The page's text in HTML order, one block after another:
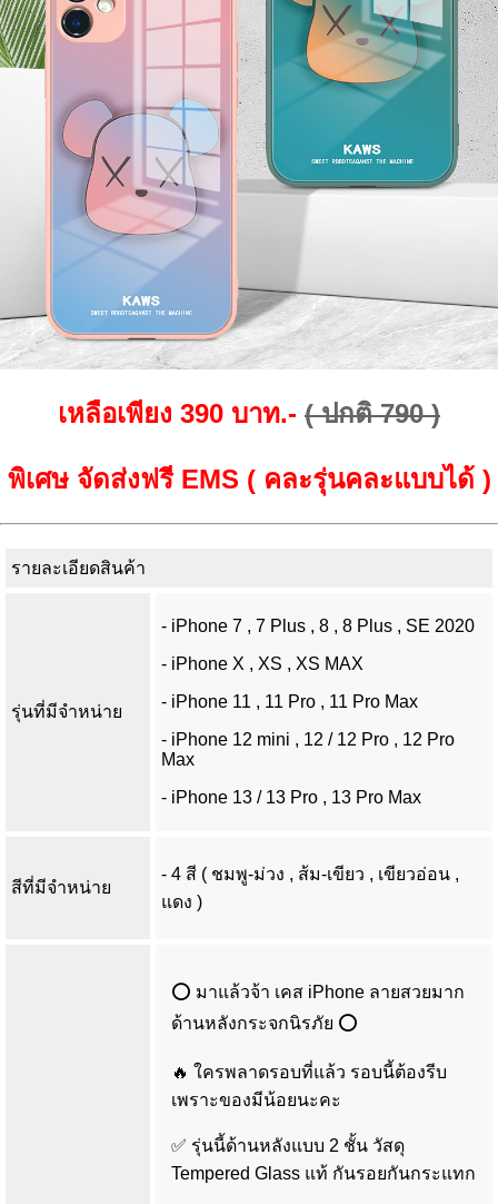
เหลือเพียง 390 บาท.- ( ปกติ 790 )
พิเศษ จัดส่งฟรี EMS ( คละรุ่นคละแบบได้ )
รายละเอียดสินค้า
รุ่นที่มีจำหน่าย
- iPhone 7 , 7 Plus , 8 , 8 Plus , SE 2020
- iPhone X , XS , XS MAX
- iPhone 11 , 11 Pro , 11 Pro Max
- iPhone 12 mini , 12 / 12 Pro , 12 Pro
Max
- iPhone 13 / 13 Pro , 13 Pro Max
สีที่มีจำหน่าย
- 4 สี ( ชมพู-ม่วง , ส้ม-เขียว , เขียวอ่อน ,
แดง )
⭕ มาแล้วจ้า เคส iPhone ลายสวยมาก
ด้านหลังกระจกนิรภัย ⭕
🔥 ใครพลาดรอบที่แล้ว รอบนี้ต้องรีบ
เพราะของมีน้อยนะคะ
✅ รุ่นนี้ด้านหลังแบบ 2 ชั้น วัสดุ
Tempered Glass แท้ กันรอยกันกระแทก